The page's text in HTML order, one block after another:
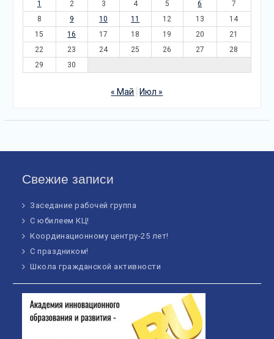
1
2 3 4 5 6
7
8
9 10 11 12 13
14
15
16 17 18 19 20
21
22
23 24 25 26 27
28
29
30
« Май Июл »
Свежие записи
Заседание рабочей группа
С юбилеем КЦ!
Координационному центру-25 лет!
С праздником!
Школа гражданской активности